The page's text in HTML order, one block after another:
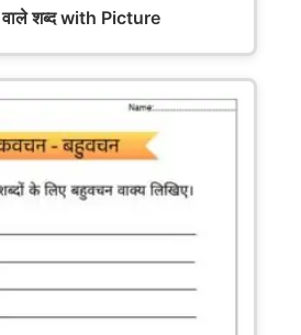
वाले शब्द with Picture